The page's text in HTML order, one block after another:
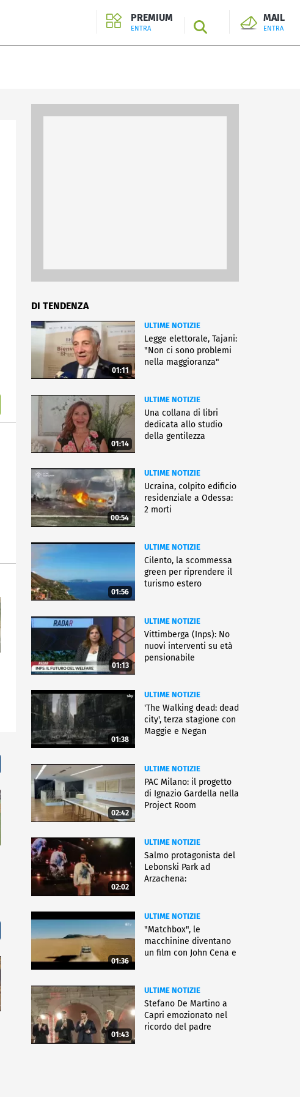
PREMIUM
ENTRA SEARCH
MAIL
ENTRA
DI TENDENZA
01:11
ULTIME NOTIZIE
Legge elettorale, Tajani:
"Non ci sono problemi
nella maggioranza"
01:14
ULTIME NOTIZIE
Una collana di libri
dedicata allo studio
della gentilezza
00:54
ULTIME NOTIZIE
Ucraina, colpito edificio
residenziale a Odessa:
2 morti
01:56
ULTIME NOTIZIE
Cilento, la scommessa
green per riprendere il
turismo estero
01:13
ULTIME NOTIZIE
Vittimberga (Inps): No
nuovi interventi su età
pensionabile
01:38
ULTIME NOTIZIE
'The Walking dead: dead
city', terza stagione con
Maggie e Negan
02:42
ULTIME NOTIZIE
PAC Milano: il progetto
di Ignazio Gardella nella
Project Room
02:02
ULTIME NOTIZIE
Salmo protagonista del
Lebonski Park ad
Arzachena:
01:36
ULTIME NOTIZIE
"Matchbox", le
macchinine diventano
un film con John Cena e
01:43
ULTIME NOTIZIE
Stefano De Martino a
Capri emozionato nel
ricordo del padre